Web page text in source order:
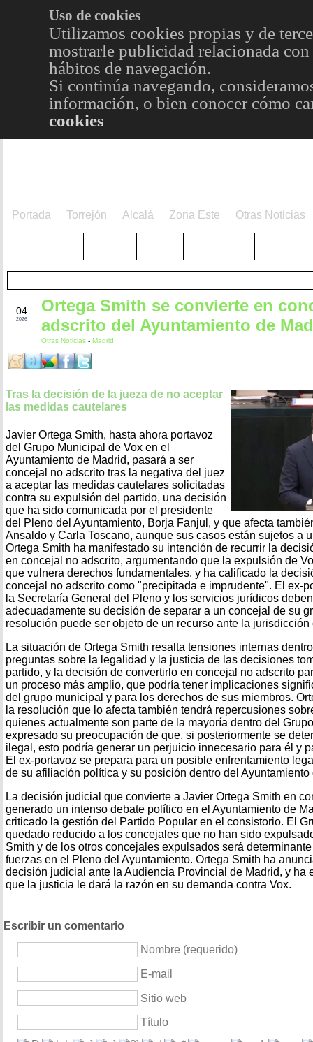
Uso de cookies
Utilizamos cookies propias y de
mostrarle publicidad relacionada
hábitos de navegación.
Si continúa navegando,
información, o bien conocer cómo
cookies
Portada Torrejón Alcalá Zona Este Otras Noticias
04
2026
Ortega Smith se convierte en
adscrito del Ayuntamiento de
Otras Noticias - Madrid
Tras la decisión de la jueza de no aceptar
las medidas cautelares
Javier Ortega Smith, hasta ahora portavoz
del Grupo Municipal de Vox en el
Ayuntamiento de Madrid, pasará a ser
concejal no adscrito tras la negativa del juez
a aceptar las medidas cautelares solicitadas
contra su expulsión del partido, una decisión
que ha sido comunicada por el presidente
del Pleno del Ayuntamiento, Borja Fanjul, y que afecta
Ansaldo y Carla Toscano, aunque sus casos están sujetos a
Ortega Smith ha manifestado su intención de recurrir la
en concejal no adscrito, argumentando que la expulsión de
que vulnera derechos fundamentales, y ha calificado la
concejal no adscrito como "precipitada e imprudente". El ex-
la Secretaría General del Pleno y los servicios jurídicos
adecuadamente su decisión de separar a un concejal de su
resolución puede ser objeto de un recurso ante la
La situación de Ortega Smith resalta tensiones internas
preguntas sobre la legalidad y la justicia de las decisiones
partido, y la decisión de convertirlo en concejal no adscrito
un proceso más amplio, que podría tener implicaciones
del grupo municipal y para los derechos de sus miembros.
la resolución que lo afecta también tendrá repercusiones
quienes actualmente son parte de la mayoría dentro del
expresado su preocupación de que, si posteriormente se
ilegal, esto podría generar un perjuicio innecesario para él y
El ex-portavoz se prepara para un posible enfrentamiento
de su afiliación política y su posición dentro del Ayuntamiento
La decisión judicial que convierte a Javier Ortega Smith en
generado un intenso debate político en el Ayuntamiento de
criticado la gestión del Partido Popular en el consistorio. El
quedado reducido a los concejales que no han sido
Smith y de los otros concejales expulsados será
fuerzas en el Pleno del Ayuntamiento. Ortega Smith ha
decisión judicial ante la Audiencia Provincial de Madrid, y ha
que la justicia le dará la razón en su demanda contra Vox.
Escribir un comentario
Nombre (requerido)
E-mail
Sitio web
Título